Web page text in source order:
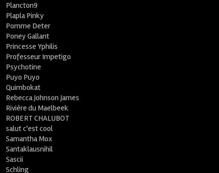
Plancton9
Plapla Pinky
Pomme Deter
Poney Gallant
Princesse Yphilis
Professeur Impetigo
Psychotine
Puyo Puyo
Quimbokat
Rebecca Johnson James
Rivière du Maelbeek
ROBERT CHALUBOT
salut c'est cool
Samantha Mox
Santaklausnihil
Sascii
Schling